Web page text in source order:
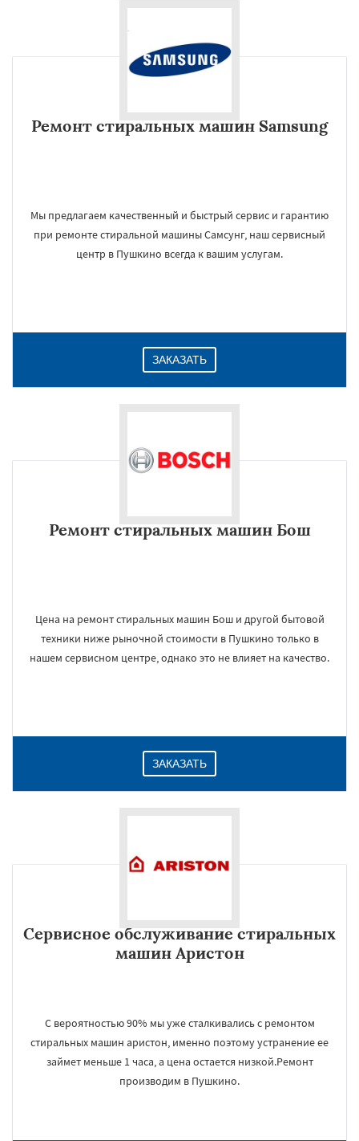
Ремонт стиральных машин Samsung
Мы предлагаем качественный и быстрый сервис и гарантию
при ремонте стиральной машины Самсунг, наш сервисный
центр в Пушкино всегда к вашим услугам.
ЗАКАЗАТЬ
Ремонт стиральных машин Бош
Цена на ремонт стиральных машин Бош и другой бытовой
техники ниже рыночной стоимости в Пушкино только в
нашем сервисном центре, однако это не влияет на качество.
ЗАКАЗАТЬ
Сервисное обслуживание стиральных
машин Аристон
С вероятностью 90% мы уже сталкивались с ремонтом
стиральных машин аристон, именно поэтому устранение ее
займет меньше 1 часа, а цена остается низкой.Ремонт
производим в Пушкино.